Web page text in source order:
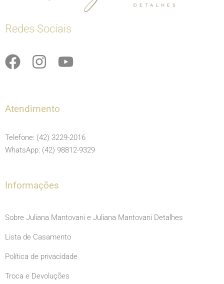
Redes Sociais
F
e
o
o
I
t
g
r
m
Y
b
e
Atendimento
Telefone: (42) 3229-2016
WhatsApp: (42) 98812-9329
Informações
Sobre Juliana Mantovani e Juliana Mantovani Detalhes
Lista de Casamento
Política de privacidade
Troca e Devoluções